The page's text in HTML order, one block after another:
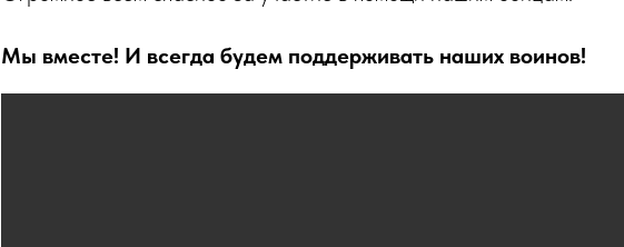
Мы вместе! И всегда будем поддерживать наших воинов!